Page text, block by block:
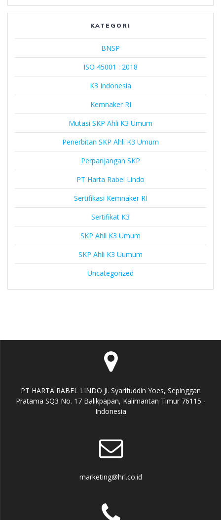
Rabel
KATEGORI
BNSP
ISO 45001 : 2018
K3 Indonesia
Kemnaker RI
Mutasi SKP Ahli K3 Umum
Penerbitan SKP Ahli K3 Umum
Perpanjangan SKP
PT Harta Rabel Lindo
Sertifikasi Kemnaker RI
Sertifikat K3
SKP Ahli K3 Umum
SKP Ahli K3 Uumum
Uncategorized
PT HARTA RABEL LINDO Jl. Syarifuddin Yoes, Sepinggan
Pratama SQ3 No. 17 Balikpapan, Kalimantan Timur 76115 -
Indonesia
marketing@hrl.co.id